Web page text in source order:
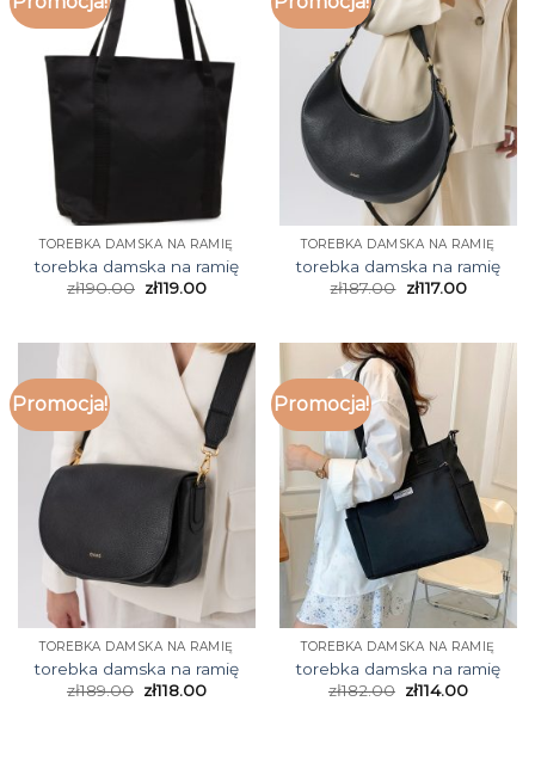
TOREBKA DAMSKA NA RAMIĘ
torebka damska na ramię
zł190.00 zł119.00
TOREBKA DAMSKA NA RAMIĘ
torebka damska na ramię
zł187.00 zł117.00
Promocja!
TOREBKA DAMSKA NA RAMIĘ
torebka damska na ramię
zł189.00 zł118.00
Promocja!
TOREBKA DAMSKA NA RAMIĘ
torebka damska na ramię
zł182.00 zł114.00